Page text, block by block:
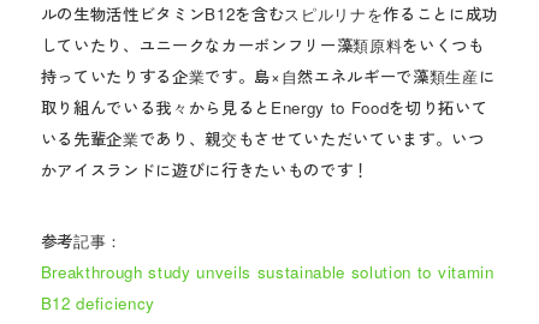
ルの生物活性ビタミンB12を含むスピルリナを作ることに成功
していたり、ユニークなカーボンフリー藻類原料をいくつも
持っていたりする企業です。島×自然エネルギーで藻類生産に
取り組んでいる我々から見るとEnergy to Foodを切り拓いて
いる先輩企業であり、親交もさせていただいています。いつ
かアイスランドに遊びに行きたいものです！
参考記事：
Breakthrough study unveils sustainable solution to vitamin
B12 deficiency